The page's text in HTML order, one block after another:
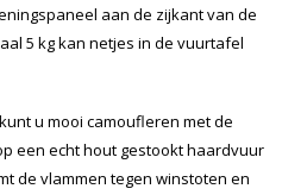
aan de zijkant van de
5 kg kan netjes in de vuurtafel
u mooi camoufleren met de
een echt hout gestookt haardvuur
de vlammen tegen winstoten en